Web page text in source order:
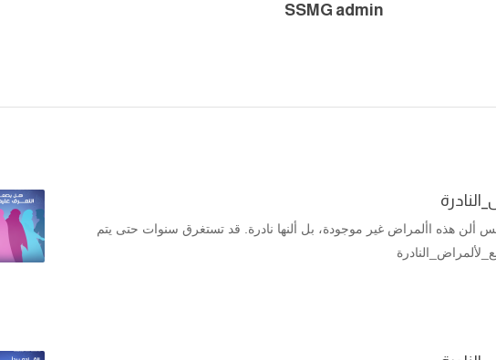
SSMG admin
ألن هذه األمراض غير موجودة، بل ألنها نادرة. قد تستغرق سنوات حتى يتم